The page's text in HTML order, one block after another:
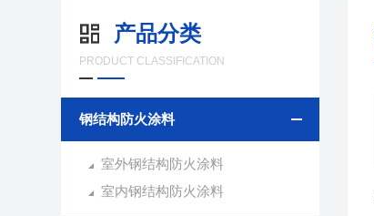
产品分类
PRODUCT CLASSIFICATION
钢结构防火涂料
室外钢结构防火涂料
室内钢结构防火涂料